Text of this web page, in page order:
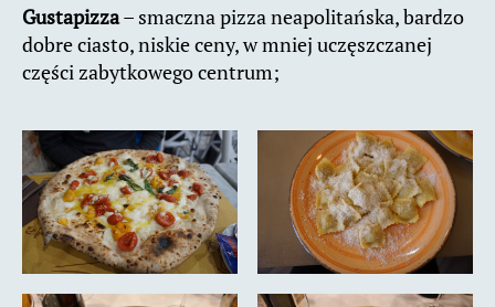
Gustapizza– smaczna pizza neapolitańska, bardzo
dobre ciasto, niskie ceny, w mniej uczęszczanej
części zabytkowego centrum;